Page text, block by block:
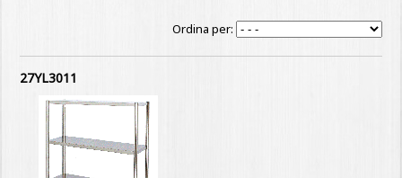
Ordina per:
27YL3011